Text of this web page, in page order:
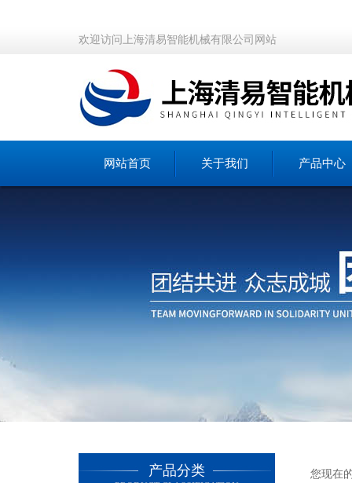
欢迎访问上海清易智能机械有限公司网站
网站首页 关于我们 产品中心
产品分类 您现在